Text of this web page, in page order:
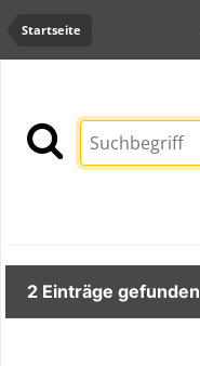
Startseite
2 Einträge gefunden